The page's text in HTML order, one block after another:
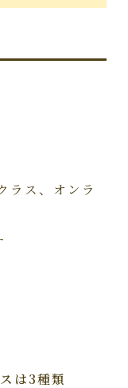
ラス、オンラ
は3種類